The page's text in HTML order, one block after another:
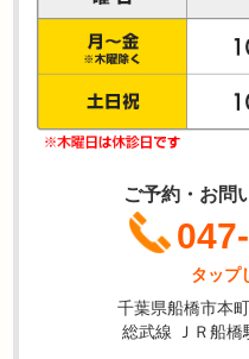
ご予約・お問
タップ
千葉県船橋市本
総武線 ＪＲ船橋